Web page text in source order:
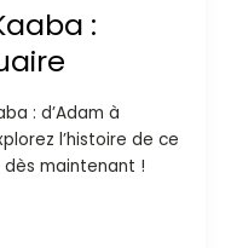
:
: d’Adam à
l’histoire de ce
maintenant !